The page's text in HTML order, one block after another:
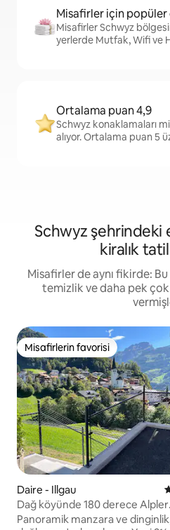
Misafirler için
Misafirler Schwyz
yerlerde Mutfak, Wifi ve
Ortalama puan 4,9
Schwyz konaklamaları
alıyor. Ortalama puan 5
Schwyz şehrindeki
kiralık
Misafirler de aynı fikirde:
temizlik ve daha pek
Misafirlerin favorisi
Misafirlerin favorisi
Daire - Illgau
Dağ köyünde 180 derece Alpler
manzaralı bahçeli daire
Panoramik manzara ve